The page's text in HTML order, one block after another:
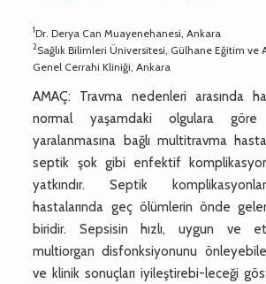
1Dr. Derya Can Muayenehanesi, Ankara
2Sağlık Bilimleri Üniversitesi, Gülhane Eğitim ve
Genel Cerrahi Kliniği, Ankara
AMAÇ: Travma nedenleri arasında
normal yaşamdaki olgulara göre
yaralanmasına bağlı multitravma
septik şok gibi enfektif
yatkındır. Septik
hastalarında geç ölümlerin önde
biridir. Sepsisin hızlı, uygun ve
multiorgan disfonksiyonunu
ve klinik sonuçları iyileştirebi-leceği